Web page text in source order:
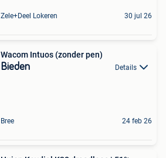
Zele+Deel Lokeren 30 jul 26
Wacom Intuos (zonder pen)
Bieden Details
Bree 24 feb 26